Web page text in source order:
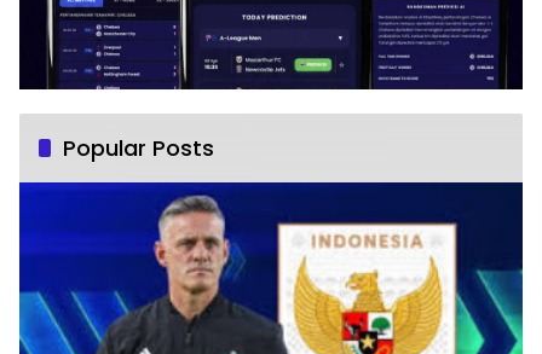
Popular Posts